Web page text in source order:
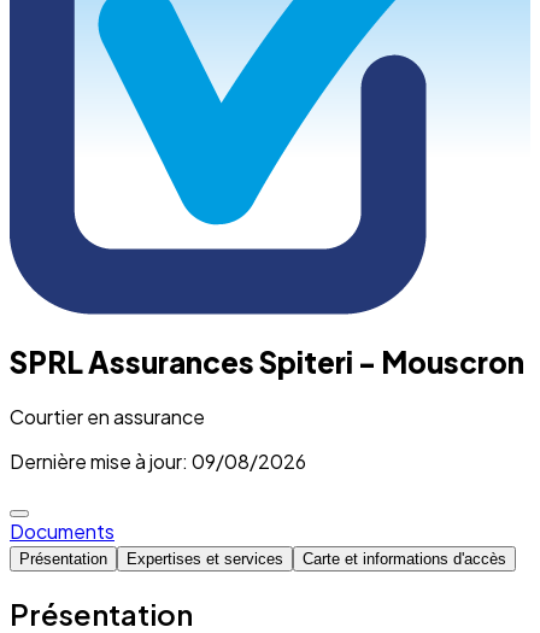
SPRL Assurances Spiteri - Mouscron
Courtier en assurance
Dernière mise à jour: 09/08/2026
Documents
Présentation Expertises et services Carte et informations d'accès
Présentation